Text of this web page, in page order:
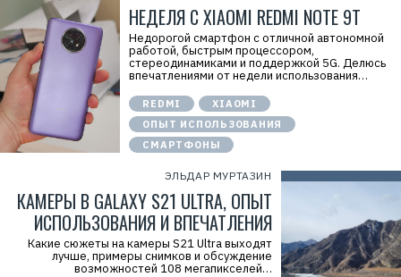
НЕДЕЛЯ С XIAOMI REDMI NOTE 9T
Недорогой смартфон с отличной автономной
работой, быстрым процессором,
стереодинамиками и поддержкой 5G. Делюсь
впечатлениями от недели использования…
REDMI
XIAOMI
ОПЫТ ИСПОЛЬЗОВАНИЯ
СМАРТФОНЫ
ЭЛЬДАР МУРТАЗИН
КАМЕРЫ В GALAXY S21 ULTRA, ОПЫТ
ИСПОЛЬЗОВАНИЯ И ВПЕЧАТЛЕНИЯ
Какие сюжеты на камеры S21 Ultra выходят
лучше, примеры снимков и обсуждение
возможностей 108 мегапикселей…